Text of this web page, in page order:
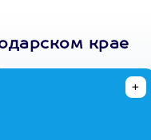
крае